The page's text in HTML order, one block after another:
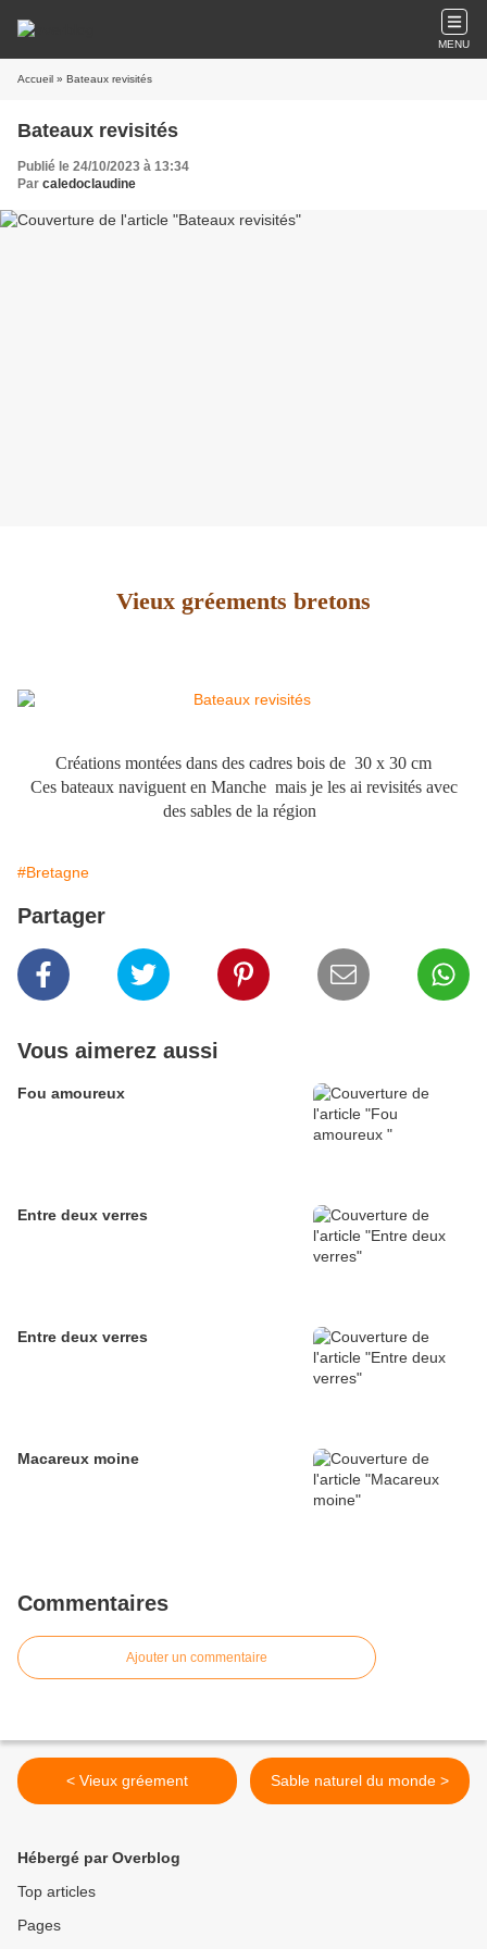
MENU
Accueil » Bateaux revisités
Bateaux revisités
Publié le 24/10/2023 à 13:34
Par caledoclaudine
Vieux gréements bretons
Créations montées dans des cadres bois de 30 x 30 cm
Ces bateaux naviguent en Manche mais je les ai revisités avec
des sables de la région
#Bretagne
Partager
Vous aimerez aussi
Fou amoureux
Entre deux verres
Entre deux verres
Macareux moine
Commentaires
Ajouter un commentaire
< Vieux gréement Sable naturel du monde >
Hébergé par Overblog
Top articles
Pages